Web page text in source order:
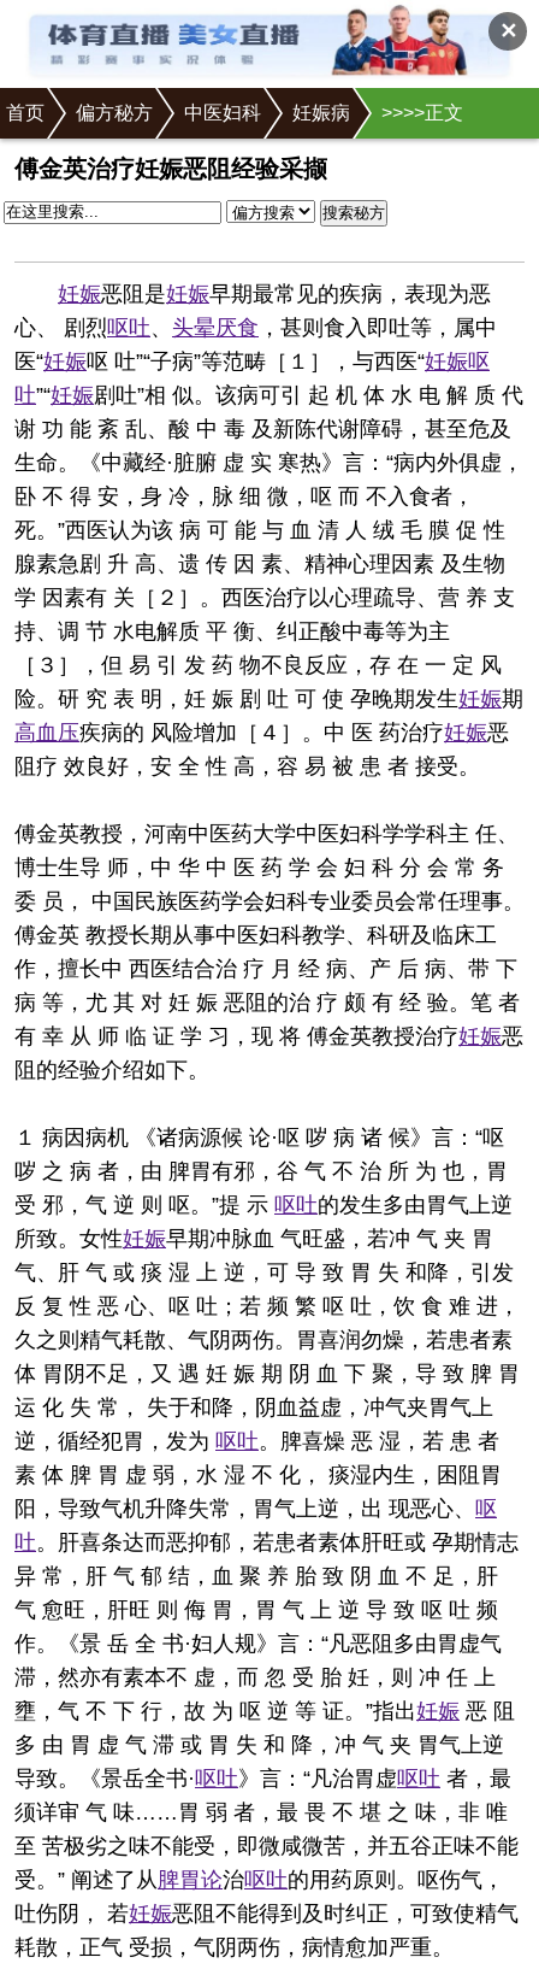
✕
首页 >
偏方秘方 >
中医妇科 >
妊娠病 >正文
傅金英治疗妊娠恶阻经验采撷
搜索秘方
妊娠恶阻是妊娠早期最常见的疾病，表现为恶
心、 剧烈呕吐、 头晕厌食 ，甚则食入即吐等，属中
医“妊娠呕 吐”“子病”等范畴［１］，与西医“妊娠呕
吐”“妊娠剧吐”相 似。该病可引 起 机 体 水 电 解 质 代
谢 功 能 紊 乱、酸 中 毒 及新陈代谢障碍，甚至危及
生命。《中藏经·脏腑 虚 实 寒热》言：“病内外俱虚，
卧 不 得 安，身 冷，脉 细 微，呕 而 不入食者，
死。”西医认为该 病 可 能 与 血 清 人 绒 毛 膜 促 性
腺素急剧 升 高、遗 传 因 素、精神心理因素 及生物
学 因素有 关［２］。西医治疗以心理疏导、营 养 支
持、调 节 水电解质 平 衡、纠正酸中毒等为主
［３］，但 易 引 发 药 物不良反应，存 在 一 定 风
险。研 究 表 明，妊 娠 剧 吐 可 使 孕晚期发生妊娠期
高血压疾病的 风险增加［４］。中 医 药治疗妊娠恶
阻疗 效良好，安 全 性 高，容 易 被 患 者 接受。
傅金英教授，河南中医药大学中医妇科学学科主 任、
博士生导 师，中 华 中 医 药 学 会 妇 科 分 会 常 务
委 员， 中国民族医药学会妇科专业委员会常任理事。
傅金英 教授长期从事中医妇科教学、科研及临床工
作，擅长中 西医结合治 疗 月 经 病、产 后 病、带 下
病 等，尤 其 对 妊 娠 恶阻的治 疗 颇 有 经 验。笔 者
有 幸 从 师 临 证 学 习，现 将 傅金英教授治疗妊娠恶
阻的经验介绍如下。
１ 病因病机 《诸病源候 论·呕 哕 病 诸 候》言：“呕
哕 之 病 者，由 脾胃有邪，谷 气 不 治 所 为 也，胃
受 邪，气 逆 则 呕。”提 示 呕吐的发生多由胃气上逆
所致。女性妊娠早期冲脉血 气旺盛，若冲 气 夹 胃
气、肝 气 或 痰 湿 上 逆，可 导 致 胃 失 和降，引发
反 复 性 恶 心、呕 吐；若 频 繁 呕 吐，饮 食 难 进，
久之则精气耗散、气阴两伤。胃喜润勿燥，若患者素
体 胃阴不足，又 遇 妊 娠 期 阴 血 下 聚，导 致 脾 胃
运 化 失 常， 失于和降，阴血益虚，冲气夹胃气上
逆，循经犯胃，发为 呕吐。脾喜燥 恶 湿，若 患 者
素 体 脾 胃 虚 弱，水 湿 不 化， 痰湿内生，困阻胃
阳，导致气机升降失常，胃气上逆，出 现恶心、 呕
吐。肝喜条达而恶抑郁，若患者素体肝旺或 孕期情志
异 常，肝 气 郁 结，血 聚 养 胎 致 阴 血 不 足，肝
气 愈旺，肝旺 则 侮 胃，胃 气 上 逆 导 致 呕 吐 频
作。《景 岳 全 书·妇人规》言：“凡恶阻多由胃虚气
滞，然亦有素本不 虚，而 忽 受 胎 妊，则 冲 任 上
壅，气 不 下 行，故 为 呕 逆 等 证。”指出妊娠 恶 阻
多 由 胃 虚 气 滞 或 胃 失 和 降，冲 气 夹 胃气上逆
导致。《景岳全书·呕吐》言：“凡治胃虚呕吐 者，最
须详审 气 味……胃 弱 者，最 畏 不 堪 之 味，非 唯
至 苦极劣之味不能受，即微咸微苦，并五谷正味不能
受。” 阐述了从 脾胃论治呕吐的用药原则。呕伤气，
吐伤阴， 若妊娠恶阻不能得到及时纠正，可致使精气
耗散，正气 受损，气阴两伤，病情愈加严重。